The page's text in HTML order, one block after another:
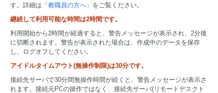
す。詳細は「 教職員の方へ」 をご覧ください。
継続して利用可能な時間は2時間です。
利用開始から2時間が経過すると、警告メッセージが表示され、2分後
に切断されます。警告が表示された場合は、作成中のデータを保存
し、ログオフしてください。
アイドルタイムアウト(無操作制限)は30分です。
接続先サーバで30分間無操作時間が続くと、警告メッセージが表示さ
れます。接続元PCの操作ではなく、接続先サーバ(リモートデスクト